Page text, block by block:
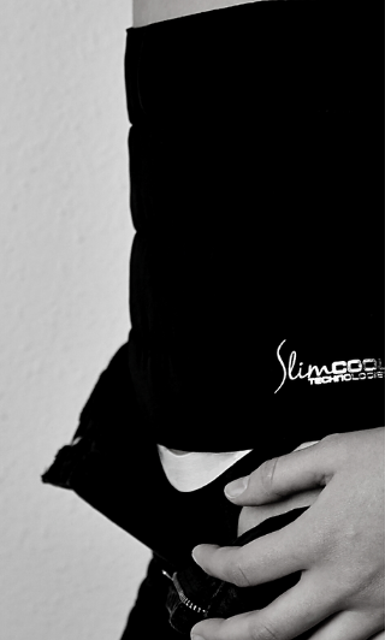
rücken: jede Charge zu 99 % rein, in
Schweizer Laboren doppelt getestet —
produziert in Europa nach GMP